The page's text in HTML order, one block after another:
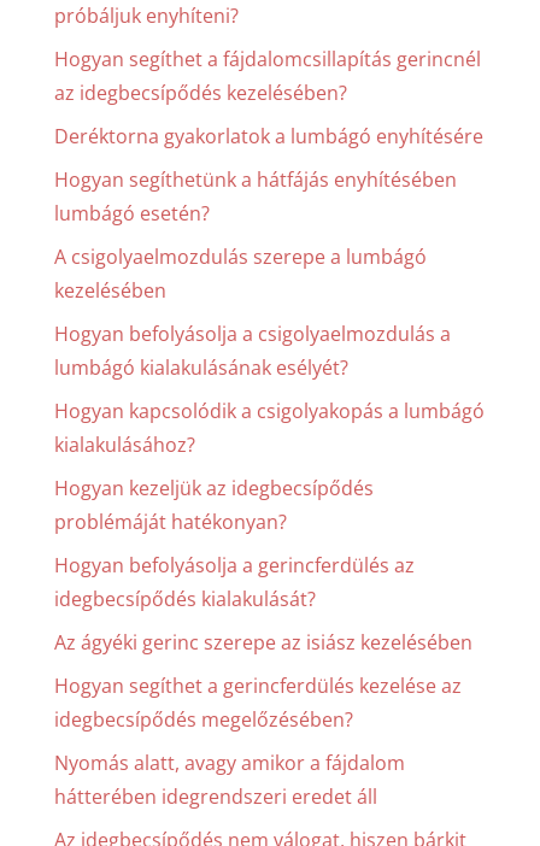
próbáljuk enyhíteni?
Hogyan segíthet a fájdalomcsillapítás gerincnél
az idegbecsípődés kezelésében?
Deréktorna gyakorlatok a lumbágó enyhítésére
Hogyan segíthetünk a hátfájás enyhítésében
lumbágó esetén?
A csigolyaelmozdulás szerepe a lumbágó
kezelésében
Hogyan befolyásolja a csigolyaelmozdulás a
lumbágó kialakulásának esélyét?
Hogyan kapcsolódik a csigolyakopás a lumbágó
kialakulásához?
Hogyan kezeljük az idegbecsípődés
problémáját hatékonyan?
Hogyan befolyásolja a gerincferdülés az
idegbecsípődés kialakulását?
Az ágyéki gerinc szerepe az isiász kezelésében
Hogyan segíthet a gerincferdülés kezelése az
idegbecsípődés megelőzésében?
Nyomás alatt, avagy amikor a fájdalom
hátterében idegrendszeri eredet áll
Az idegbecsípődés nem válogat, hiszen bárkit